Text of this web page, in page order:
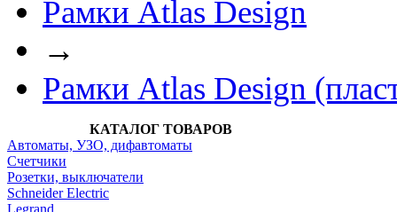
Рамки Atlas Design
→
Рамки Atlas Design
КАТАЛОГ ТОВАРОВ
Автоматы, УЗО, дифавтоматы
Счетчики
Розетки, выключатели
Schneider Electric
Legrand